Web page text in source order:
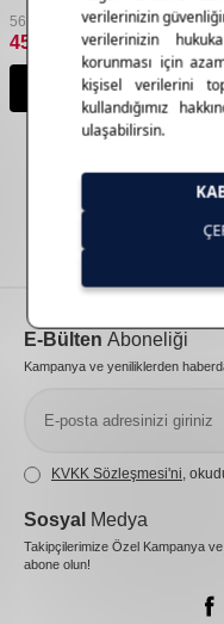
56,90
45,52 TL
Sepete Ekle
Toplam
E-Bülten Aboneliği
Kampanya ve yeniliklerden
KVKK Sözleşmesi'ni,
Sosyal Medya
Takipçilerimize Özel Kampanya
abone olun!